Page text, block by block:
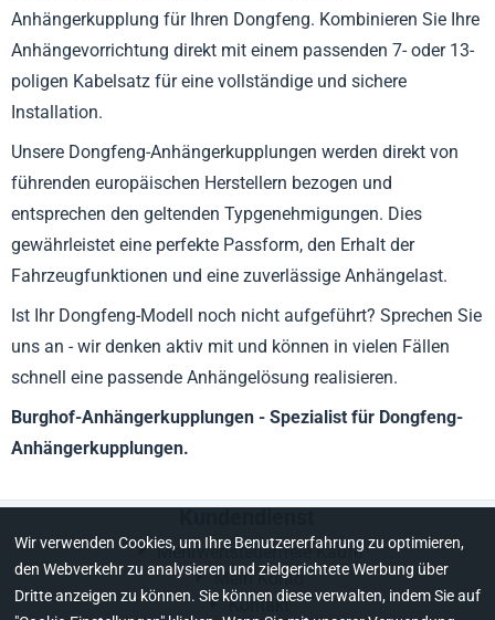
Anhängerkupplung für Ihren Dongfeng. Kombinieren Sie Ihre
Anhängevorrichtung direkt mit einem passenden 7- oder 13-
poligen Kabelsatz für eine vollständige und sichere
Installation.
Unsere Dongfeng-Anhängerkupplungen werden direkt von
führenden europäischen Herstellern bezogen und
entsprechen den geltenden Typgenehmigungen. Dies
gewährleistet eine perfekte Passform, den Erhalt der
Fahrzeugfunktionen und eine zuverlässige Anhängelast.
Ist Ihr Dongfeng-Modell noch nicht aufgeführt? Sprechen Sie
uns an - wir denken aktiv mit und können in vielen Fällen
schnell eine passende Anhängelösung realisieren.
Burghof-Anhängerkupplungen - Spezialist für Dongfeng-
Anhängerkupplungen.
Mehrwertsteuerfreie Käufe
Mein Konto
Kontakt
Wir verwenden Cookies, um Ihre Benutzererfahrung zu optimieren,
den Webverkehr zu analysieren und zielgerichtete Werbung über
Dritte anzeigen zu können. Sie können diese verwalten, indem Sie auf